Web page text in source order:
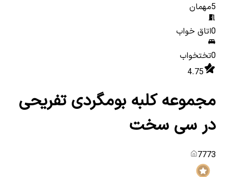
5مهمان
0اتاق خواب
0تختخواب
4.75
مجموعه کلبه بومگردی تفریحی
در سی سخت
7773